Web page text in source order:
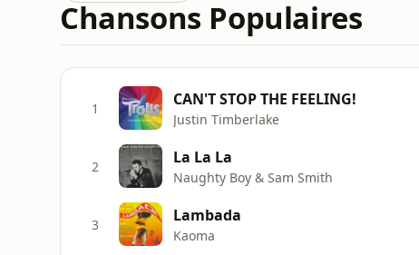
Chansons Populaires
1 CAN'T STOP THE FEELING!
Justin Timberlake
2 La La La
Naughty Boy & Sam Smith
3 Lambada
Kaoma